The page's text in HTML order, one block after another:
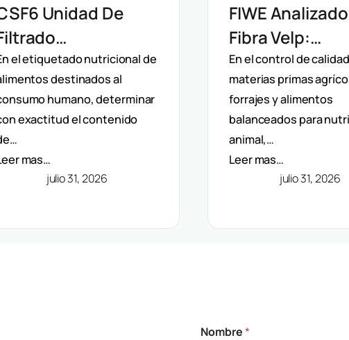
Unidad De
Velp:
De
Dietética
el etiquetado nutricional de
destinados al
humano, determinar
exactitud el contenido
mas…
julio 31, 2026
FIWE
Fibra Velp:
Determinación
Fibra Bruta,
ADF En
Piensos
En el control de
materias primas
forrajes y alimentos
balanceados para
animal,…
Leer mas…
julio 31, 2026
Nombre*